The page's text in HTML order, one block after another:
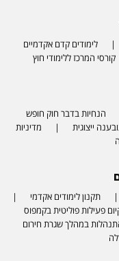
לימודים קדם אקדמיים
קורסי המרכז ללימודי חוץ
הנחיות בדבר חוק חופש
ייצוגית
מדיניות
תקנון לימודים אקדמי
פעילות פוליטית בקמפוס
במהלך שגרת חירום